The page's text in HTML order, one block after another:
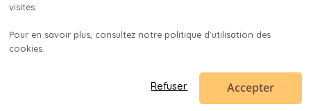
visites.
Pour en savoir plus, consultez notre politique d'utilisation des
cookies.
Refuser Accepter